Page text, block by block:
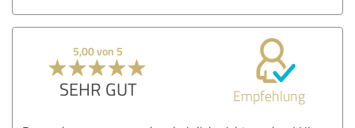
5,00 von 5
SEHR GUT Empfehlung